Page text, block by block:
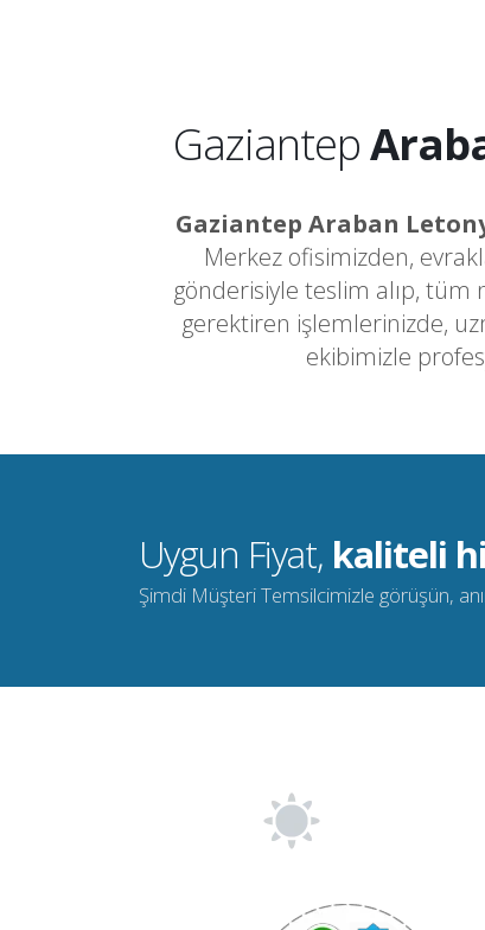
Gaziantep
Gaziantep Araban
Merkez ofisimizden,
gönderisiyle teslim alıp, tüm
gerektiren işlemlerinizde,
ekibimizle
Uygun Fiyat, kaliteli
Şimdi Müşteri Temsilcimizle görüşün,